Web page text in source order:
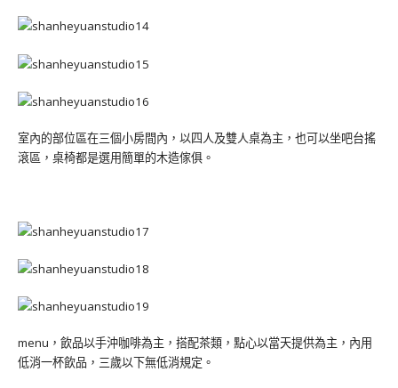
室內的部位區在三個小房間內，以四人及雙人桌為主，也可以坐吧台搖
滾區，桌椅都是選用簡單的木造傢俱。
menu，飲品以手沖咖啡為主，搭配茶類，點心以當天提供為主，內用
低消一杯飲品，三歲以下無低消規定。